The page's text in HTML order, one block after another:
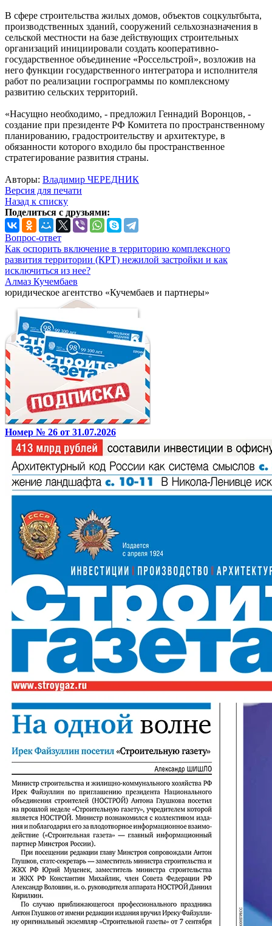
В сфере строительства жилых домов, объектов соцкультбыта,
производственных зданий, сооружений сельхозназначения в
сельской местности на базе действующих строительных
организаций инициировали создать кооперативно-
государственное объединение «Россельстрой», возложив на
него функции государственного интегратора и исполнителя
работ по реализации госпрограммы по комплексному
развитию сельских территорий.
«Насущно необходимо, - предложил Геннадий Воронцов, -
создание при президенте РФ Комитета по пространственному
планированию, градостроительству и архитектуре, в
обязанности которого входило бы пространственное
стратегирование развития страны.
Авторы: Владимир ЧЕРЕДНИК
Версия для печати
Назад к списку
Поделиться с друзьями:
Вопрос-ответ
Как оспорить включение в территорию комплексного
развития территории (КРТ) нежилой застройки и как
исключиться из нее?
Алмаз Кучембаев
юридическое агентство «Кучембаев и партнеры»
Номер № 26 от 31.07.2026